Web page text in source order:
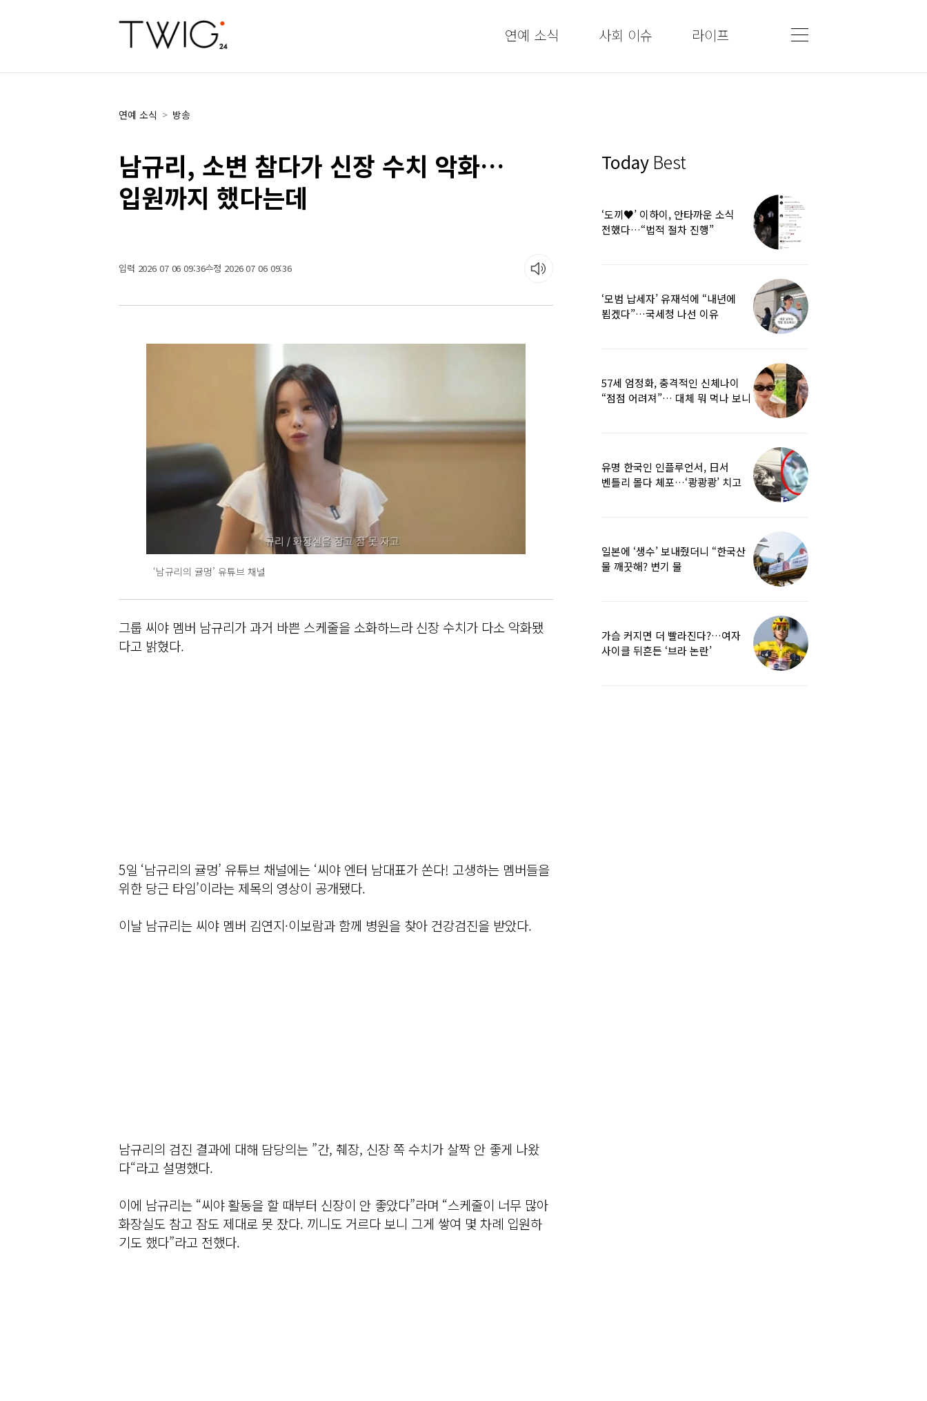
연예 소식 사회 이슈 라이프
연예 소식 > 방송
남규리, 소변 참다가 신장 수치 악화…
입원까지 했다는데
입력 2026 07 06 09:36수정 2026 07 06 09:36
‘남규리의 귤멍’ 유튜브 채널
그룹 씨야 멤버 남규리가 과거 바쁜 스케줄을 소화하느라 신장 수치가 다소 악화됐
다고 밝혔다.
5일 ‘남규리의 귤멍’ 유튜브 채널에는 ‘씨야 엔터 남대표가 쏜다! 고생하는 멤버들을
위한 당근 타임’이라는 제목의 영상이 공개됐다.
이날 남규리는 씨야 멤버 김연지·이보람과 함께 병원을 찾아 건강검진을 받았다.
남규리의 검진 결과에 대해 담당의는 ”간, 췌장, 신장 쪽 수치가 살짝 안 좋게 나왔
다“라고 설명했다.
이에 남규리는 “씨야 활동을 할 때부터 신장이 안 좋았다”라며 “스케줄이 너무 많아
화장실도 참고 잠도 제대로 못 잤다. 끼니도 거르다 보니 그게 쌓여 몇 차례 입원하
기도 했다”라고 전했다.
Today Best
‘도끼♥’ 이하이, 안타까운 소식
전했다…“법적 절차 진행”
‘모범 납세자’ 유재석에 “내년에
뵙겠다”…국세청 나선 이유
57세 엄정화, 충격적인 신체나이
“점점 어려져”… 대체 뭐 먹나 보니
유명 한국인 인플루언서, 日서
벤틀리 몰다 체포…‘쾅쾅쾅’ 치고
일본에 ‘생수’ 보내줬더니 “한국산
물 깨끗해? 변기 물
가슴 커지면 더 빨라진다?…여자
사이클 뒤흔든 ‘브라 논란’